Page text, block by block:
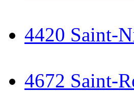
4420 Saint-
4672 Saint-